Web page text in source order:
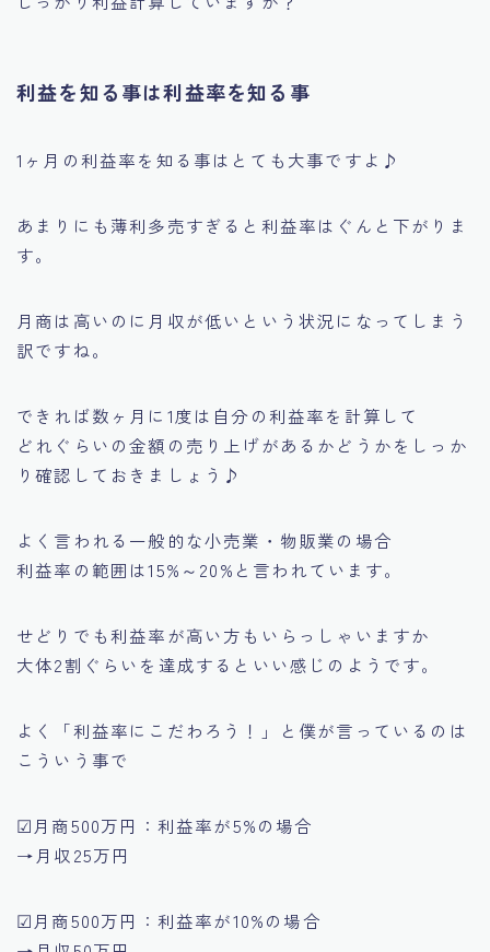
利益を知る事は利益率を知る事
1ヶ月の利益率を知る事はとても大事ですよ♪
あまりにも薄利多売すぎると利益率はぐんと下がりま
す。
月商は高いのに月収が低いという状況になってしまう
訳ですね。
できれば数ヶ月に1度は自分の利益率を計算して
どれぐらいの金額の売り上げがあるかどうかをしっか
り確認しておきましょう♪
よく言われる一般的な小売業・物販業の場合
利益率の範囲は15%～20%と言われています。
せどりでも利益率が高い方もいらっしゃいますか
大体2割ぐらいを達成するといい感じのようです。
よく「利益率にこだわろう！」と僕が言っているのは
こういう事で
☑月商500万円：利益率が5%の場合
→月収25万円
☑月商500万円：利益率が10%の場合